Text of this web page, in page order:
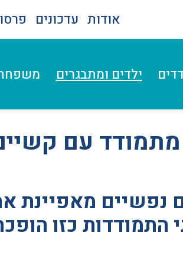
אודות עדכונים
ילדים ומתבגרים
עם
נפשיים מאפיינת
כזו